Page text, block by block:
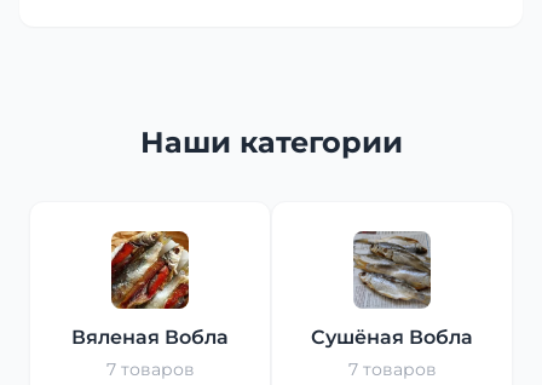
Наши категории
Вяленая Вобла
7 товаров
Сушёная Вобла
7 товаров